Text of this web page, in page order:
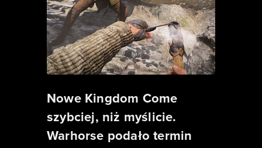
Nowe Kingdom Come
szybciej, niż myślicie.
Warhorse podało termin